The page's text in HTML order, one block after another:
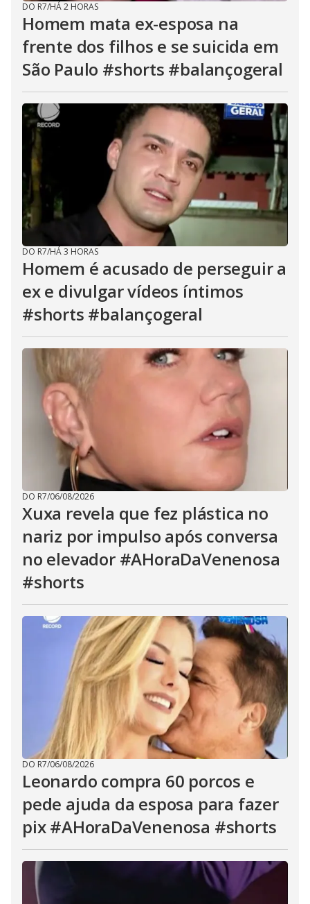
DO R7/HÁ 2 HORAS
Homem mata ex-esposa na
frente dos filhos e se suicida em
São Paulo #shorts #balançogeral
DO R7/HÁ 3 HORAS
Homem é acusado de perseguir a
ex e divulgar vídeos íntimos
#shorts #balançogeral
DO R7/06/08/2026
Xuxa revela que fez plástica no
nariz por impulso após conversa
no elevador #AHoraDaVenenosa
#shorts
DO R7/06/08/2026
Leonardo compra 60 porcos e
pede ajuda da esposa para fazer
pix #AHoraDaVenenosa #shorts